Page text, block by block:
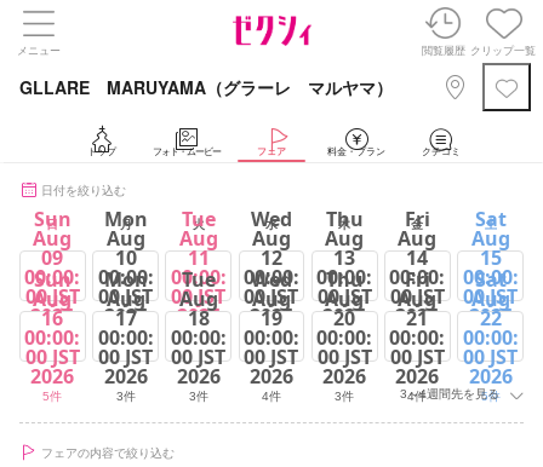
メニュー 閲覧履歴 クリップ一覧
GLLARE MARUYAMA（グラーレ マルヤマ）
トップ フォト・ムービー フェア 料金・プラン クチコミ
日付を絞り込む
日 月 火 水 木 金 土
Sun
Aug
09
00:00:
00 JST
2026
5件
Mon
Aug
10
00:00:
00 JST
2026
3件
Tue
Aug
11
00:00:
00 JST
2026
5件
Wed
Aug
12
00:00:
00 JST
2026
4件
Thu
Aug
13
00:00:
00 JST
2026
3件
Fri
Aug
14
00:00:
00 JST
2026
4件
Sat
Aug
15
00:00:
00 JST
2026
5件
Sun
Aug
16
00:00:
00 JST
2026
5件
Mon
Aug
17
00:00:
00 JST
2026
3件
Tue
Aug
18
00:00:
00 JST
2026
3件
Wed
Aug
19
00:00:
00 JST
2026
4件
Thu
Aug
20
00:00:
00 JST
2026
3件
Fri
Aug
21
00:00:
00 JST
2026
4件
Sat
Aug
22
00:00:
00 JST
2026
5件
3～4週間先を見る
フェアの内容で絞り込む